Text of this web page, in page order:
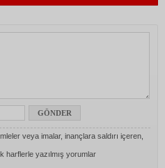
veya imalar, inançlara saldırı içeren,
harflerle yazılmış yorumlar